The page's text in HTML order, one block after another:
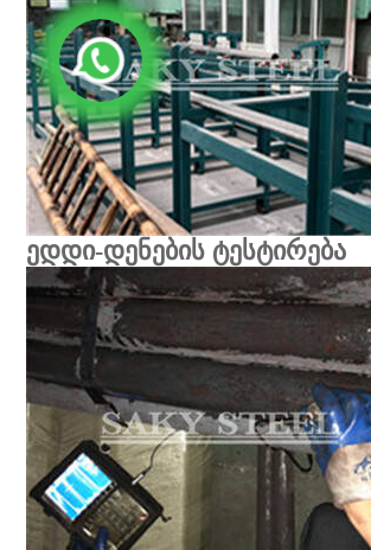
ედდი-დენების ტესტირება